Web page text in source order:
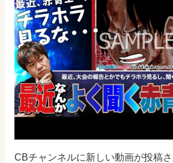
CBチャンネルに新しい動画が投稿さ